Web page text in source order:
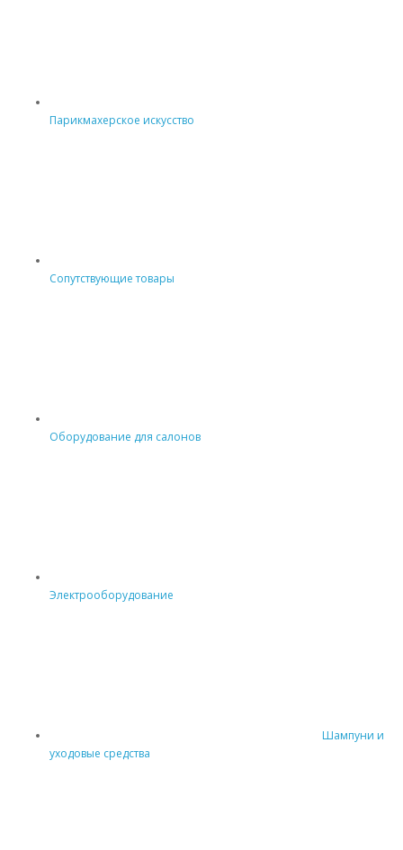
Парикмахерское искусство
Сопутствующие товары
Оборудование для салонов
Электрооборудование
Шампуни и
уходовые средства